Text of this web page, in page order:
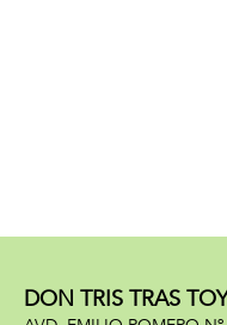
DON TRIS TRAS